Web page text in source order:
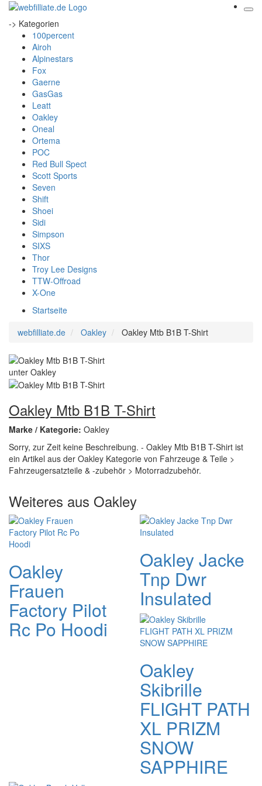
-> Kategorien
100percent
Airoh
Alpinestars
Fox
Gaerne
GasGas
Leatt
Oakley
Oneal
Ortema
POC
Red Bull Spect
Scott Sports
Seven
Shift
Shoei
Sidi
Simpson
SIXS
Thor
Troy Lee Designs
TTW-Offroad
X-One
Startseite
webfilliate.de
Oakley Oakley Mtb B1B T-Shirt
Oakley Mtb B1B T-Shirt
Marke / Kategorie: Oakley
Sorry, zur Zeit keine Beschreibung. - Oakley Mtb B1B T-Shirt ist
ein Artikel aus der Oakley Kategorie von Fahrzeuge & Teile >
Fahrzeugersatzteile & -zubehör > Motorradzubehör.
Weiteres aus Oakley
Oakley
Frauen
Factory Pilot
Rc Po Hoodi
Oakley Jacke
Tnp Dwr
Insulated
Oakley
Skibrille
FLIGHT PATH
XL PRIZM
SNOW
SAPPHIRE